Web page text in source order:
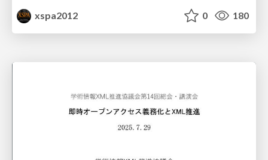
xspa2012
0 180